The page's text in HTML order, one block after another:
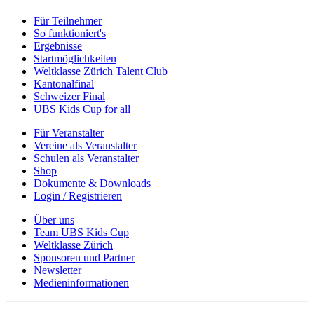
Für Teilnehmer
So funktioniert's
Ergebnisse
Startmöglichkeiten
Weltklasse Zürich Talent Club
Kantonalfinal
Schweizer Final
UBS Kids Cup for all
Für Veranstalter
Vereine als Veranstalter
Schulen als Veranstalter
Shop
Dokumente & Downloads
Login / Registrieren
Über uns
Team UBS Kids Cup
Weltklasse Zürich
Sponsoren und Partner
Newsletter
Medieninformationen